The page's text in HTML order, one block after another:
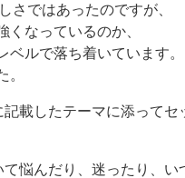
さではあったのですが、
なっているのか、
ルで落ち着いています。
。
載したテーマに添って
悩んだり、迷ったり、